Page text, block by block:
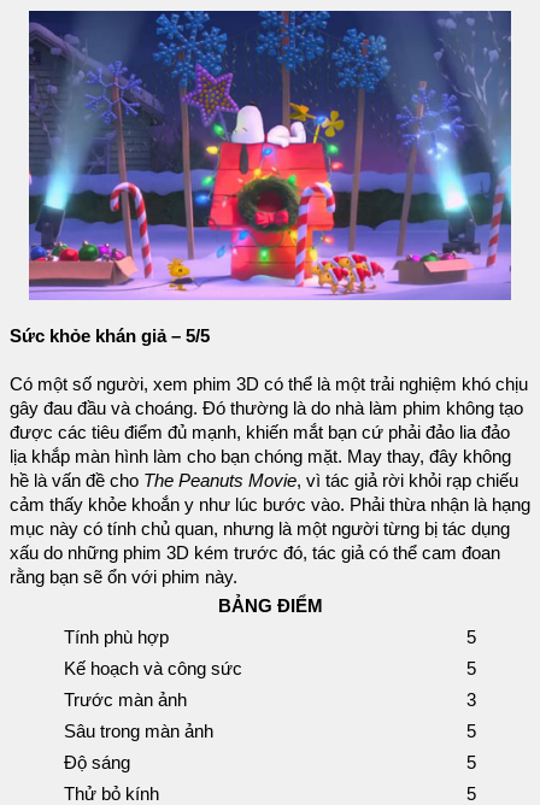
Sức khỏe khán giả – 5/5
Có một số người, xem phim 3D có thể là một trải nghiệm khó chịu
gây đau đầu và choáng. Đó thường là do nhà làm phim không tạo
được các tiêu điểm đủ mạnh, khiến mắt bạn cứ phải đảo lia đảo
lịa khắp màn hình làm cho bạn chóng mặt. May thay, đây không
hề là vấn đề cho The Peanuts Movie, vì tác giả rời khỏi rạp chiếu
cảm thấy khỏe khoắn y như lúc bước vào. Phải thừa nhận là hạng
mục này có tính chủ quan, nhưng là một người từng bị tác dụng
xấu do những phim 3D kém trước đó, tác giả có thể cam đoan
rằng bạn sẽ ổn với phim này.
BẢNG ĐIỂM
Tính phù hợp
5
Kế hoạch và công sức
5
Trước màn ảnh
3
Sâu trong màn ảnh
5
Độ sáng
5
Thử bỏ kính
5